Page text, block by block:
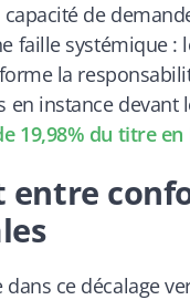
de
faille systémique
la
en instance
19,98% du titre
entre
ce décalage